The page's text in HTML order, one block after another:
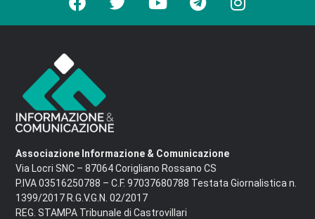
Associazione Informazione & Comunicazione
Via Locri SNC – 87064 Corigliano Rossano CS
P.IVA 03516250788 – C.F. 97037680788 Testata Giornalistica n.
1399/2017 R.G.V.G.N. 02/2017
REG. STAMPA Tribunale di Castrovillari